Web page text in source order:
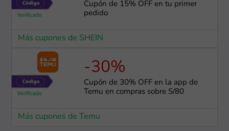
Cupón de 15% OFF en tu primer
pedido
Más cupones de SHEIN
-30%
Cupón de 30% OFF en la app de
Temu en compras sobre S/80
Más cupones de Temu